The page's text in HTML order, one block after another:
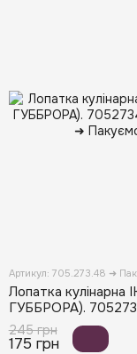
Артикул: 705.273.48 ➜
Лопатка кулінарна
ГУББРОРА).
245 грн
175 грн